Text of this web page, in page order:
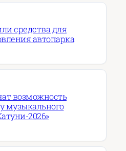
средства для
автопарка
возможность
музыкального
2026»